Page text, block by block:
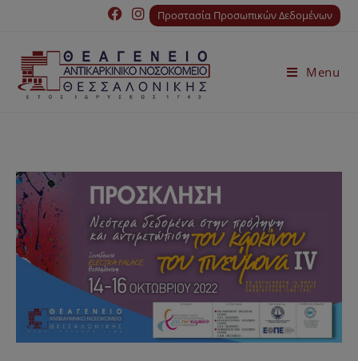
Προστασία Προσωπικών Δεδομένων
Menu